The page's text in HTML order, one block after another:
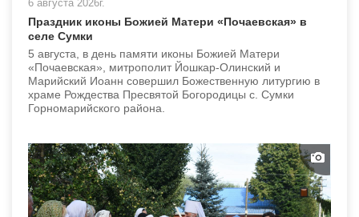
6 августа 2026г.
Праздник иконы Божией Матери «Почаевская» в
селе Сумки
5 августа, в день памяти иконы Божией Матери
«Почаевская», митрополит Йошкар-Олинский и
Марийский Иоанн совершил Божественную литургию в
храме Рождества Пресвятой Богородицы с. Сумки
Горномарийского района.